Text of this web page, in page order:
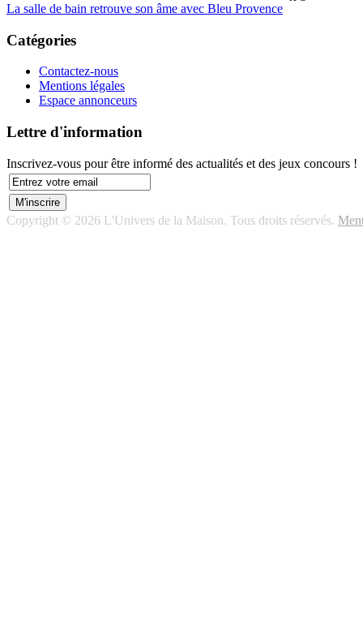
La salle de bain retrouve son âme avec Bleu Provence
Catégories
Contactez-nous
Mentions légales
Espace annonceurs
Lettre d'information
Inscrivez-vous pour être informé des actualités et des jeux concours !
Copyright © 2026 L'Univers de la Maison. Tous droits réservés.